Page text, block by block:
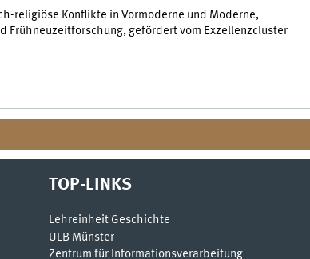
religiöse Konflikte in Vormoderne und Moderne,
Frühneuzeitforschung, gefördert vom Exzellenzcluster
TOP-LINKS
Lehreinheit Geschichte
ULB Münster
Zentrum für Informationsverarbeitung